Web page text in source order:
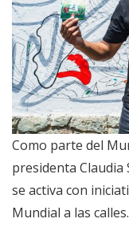
Como parte del
presidenta Claudia
se activa con
Mundial a las calles.